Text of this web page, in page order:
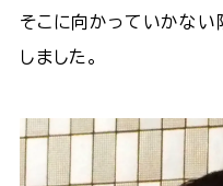
そこに向かっていかな
しました。